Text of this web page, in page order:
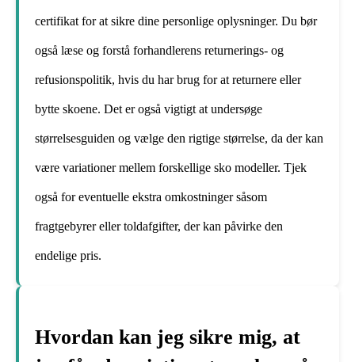
certifikat for at sikre dine personlige oplysninger. Du bør
også læse og forstå forhandlerens returnerings- og
refusionspolitik, hvis du har brug for at returnere eller
bytte skoene. Det er også vigtigt at undersøge
størrelsesguiden og vælge den rigtige størrelse, da der kan
være variationer mellem forskellige sko modeller. Tjek
også for eventuelle ekstra omkostninger såsom
fragtgebyrer eller toldafgifter, der kan påvirke den
endelige pris.
Hvordan kan jeg sikre mig, at